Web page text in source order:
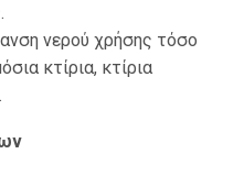
νερού χρήσης τόσο
κτίρια, κτίρια